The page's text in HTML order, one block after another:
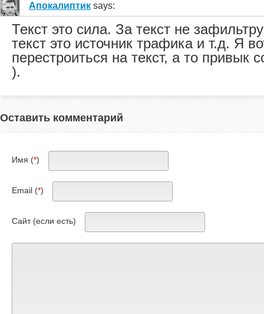
Апокалиптик says:
Текст это сила. За текст не
текст это источник трафика и т.д. Я
перестроиться на текст, а то привык
).
Оставить комментарий
Имя (*)
Email (*)
Сайт (если есть)